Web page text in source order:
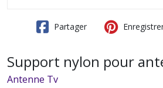
Partager
Support nylon pour
Antenne Tv